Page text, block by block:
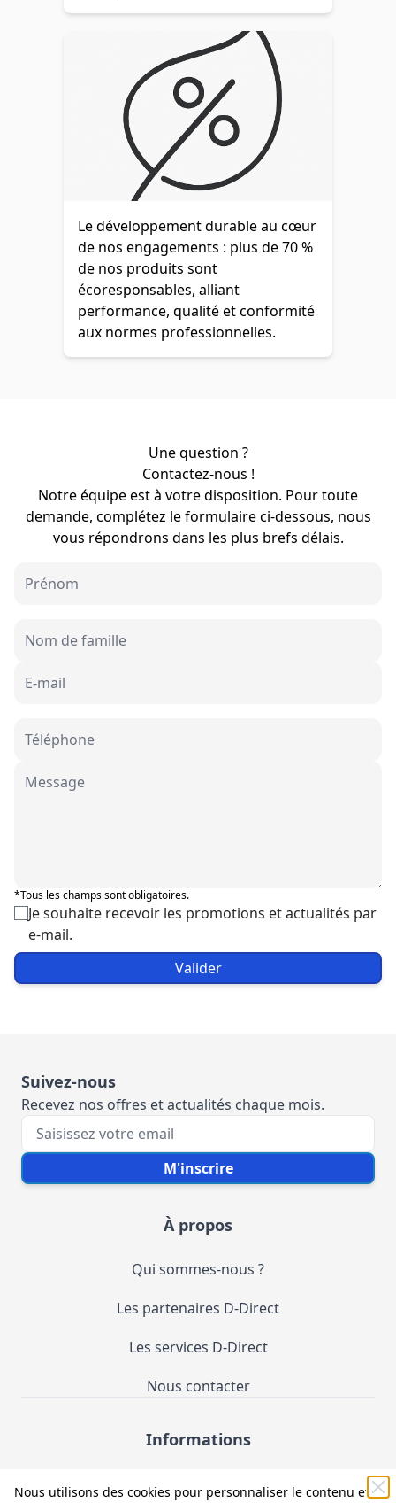
Nous utilisons des cookies pour personnaliser le contenu et
Le développement durable au cœur
de nos engagements : plus de 70 %
de nos produits sont
écoresponsables, alliant
performance, qualité et conformité
aux normes professionnelles.
Une question ?
Contactez-nous !
Notre équipe est à votre disposition. Pour toute
demande, complétez le formulaire ci-dessous, nous
vous répondrons dans les plus brefs délais.
*Tous les champs sont obligatoires.
Je souhaite recevoir les promotions et actualités par
e-mail.
Valider
Suivez-nous
Recevez nos offres et actualités chaque mois.
Votre e-mail M'inscrire
À propos
Qui sommes-nous ?
Les partenaires D-Direct
Les services D-Direct
Nous contacter
Informations
Demande de catalogue